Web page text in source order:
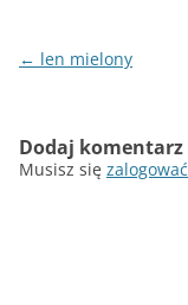
Nawigacja
← len mielony
Dodaj komentarz
Musisz się zalogować